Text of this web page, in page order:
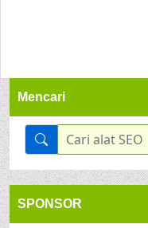
Mencari
SPONSOR